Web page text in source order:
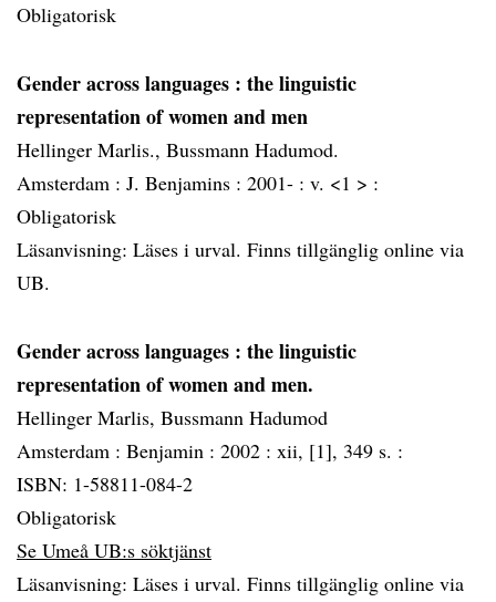
Obligatorisk
Gender across languages : the linguistic
representation of women and men
Hellinger Marlis., Bussmann Hadumod.
Amsterdam : J. Benjamins : 2001- : v. <1 > :
Obligatorisk
Läsanvisning: Läses i urval. Finns tillgänglig online via
UB.
Gender across languages : the linguistic
representation of women and men.
Hellinger Marlis, Bussmann Hadumod
Amsterdam : Benjamin : 2002 : xii, [1], 349 s. :
ISBN: 1-58811-084-2
Obligatorisk
Se Umeå UB:s söktjänst
Läsanvisning: Läses i urval. Finns tillgänglig online via